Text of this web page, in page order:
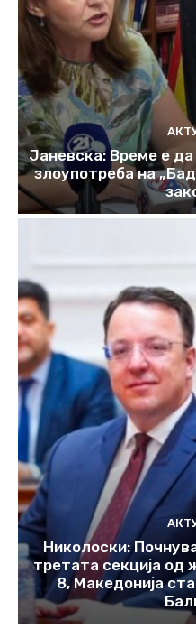
Јаневска: Време е
злоупотреба на
Николоски:
третата секција од
8, Македонија